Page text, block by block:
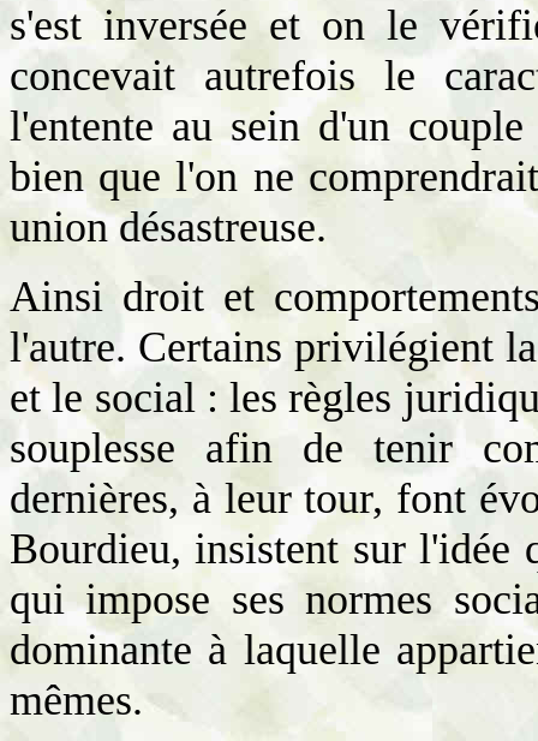
s'est inversée et on le
concevait autrefois le
l'entente au sein d'un
bien que l'on ne
union désastreuse.
Ainsi droit et
l'autre. Certains privilégient
et le social : les règles
souplesse afin de tenir
dernières, à leur tour, font
Bourdieu, insistent sur l'idée
qui impose ses normes
dominante à laquelle
mêmes.